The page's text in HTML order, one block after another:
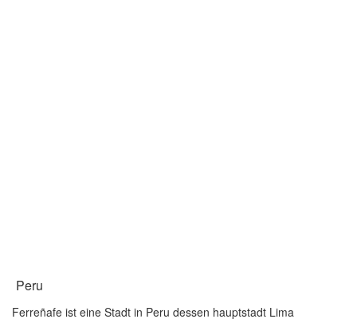
Peru
Ferreñafe ist eine Stadt in Peru dessen hauptstadt Lima